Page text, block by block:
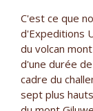
C'est ce que
d'Expeditions
du volcan
d'une durée
cadre du
sept plus